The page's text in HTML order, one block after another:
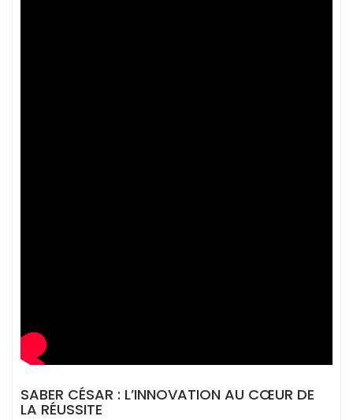
SABER CÉSAR : L’INNOVATION AU CŒUR DE
LA RÉUSSITE